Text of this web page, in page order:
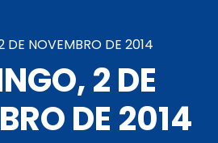
DE NOVEMBRO DE 2014
2 DE
DE 2014